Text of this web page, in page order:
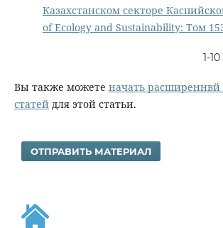
Казахстанском секторе
of Ecology and Sustainability: Том
1-
Вы также можете начать
статейдля этой статьи.
ОТПРАВИТЬ МАТЕРИАЛ